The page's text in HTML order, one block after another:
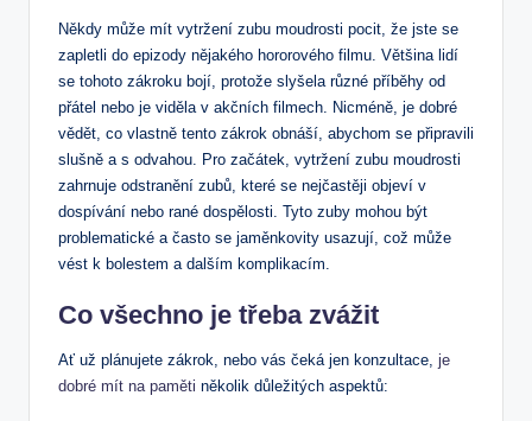
Někdy může⁤ mít vytržení zubu moudrosti pocit, že jste se
zapletli⁢ do‌ epizody nějakého hororového filmu. Většina lidí
se tohoto zákroku bojí, protože slyšela různé příběhy od⁤
přátel ⁤nebo je viděla v akčních filmech. Nicméně, je dobré
vědět, co vlastně tento zákrok obnáší, abychom ⁢se připravili⁣
slušně a s odvahou.⁣ Pro začátek, vytržení zubu moudrosti⁤
zahrnuje odstranění zubů,​ které se​ nejčastěji objeví v
‌dospívání nebo rané dospělosti. Tyto zuby mohou být
problematické a ⁤často⁣ se jaměnkovity usazují, což může
vést k bolestem a⁤ dalším komplikacím.
Co všechno je třeba zvážit
Ať už plánujete zákrok, nebo vás čeká⁤ jen konzultace, je
dobré mít na paměti ⁣několik důležitých aspektů: